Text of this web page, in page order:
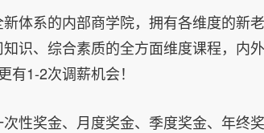
体系的内部商学院，拥有各维度的新
识、综合素质的全方面维度课程，内
有1-2次调薪机会！
性奖金、月度奖金、季度奖金、年终